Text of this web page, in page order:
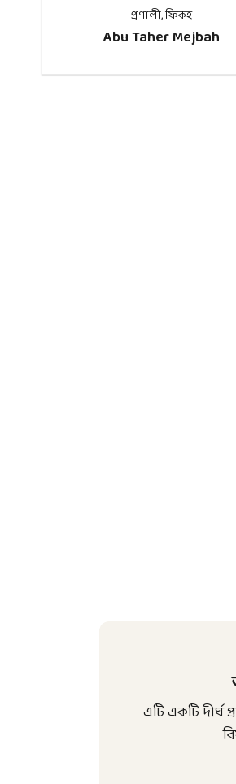
প্রণালী,ফিকহ
Abu Taher Mejbah
এটি একটি দীর্ঘ